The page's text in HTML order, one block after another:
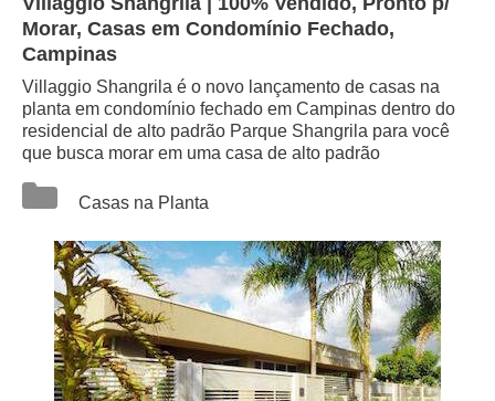
Morar, Casas em Condomínio Fechado,
Campinas
Villaggio Shangrila é o novo lançamento de casas na
planta em condomínio fechado em Campinas dentro do
residencial de alto padrão Parque Shangrila para você
que busca morar em uma casa de alto padrão
Casas na Planta